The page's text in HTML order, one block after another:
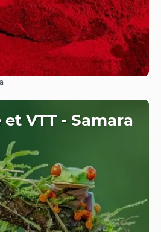
VTT - Samara